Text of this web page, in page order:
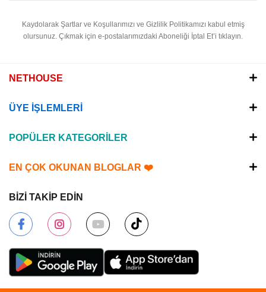
Kaydolarak Şartlar ve Koşullarımızı ve Gizlilik Politikamızı kabul etmiş
olursunuz. Çıkmak için e-postalarımızdaki Aboneliği İptal Et’i tıklayın.
NETHOUSE
ÜYE İŞLEMLERİ
POPÜLER KATEGORİLER
EN ÇOK OKUNAN BLOGLAR ❤️
BİZİ TAKİP EDİN